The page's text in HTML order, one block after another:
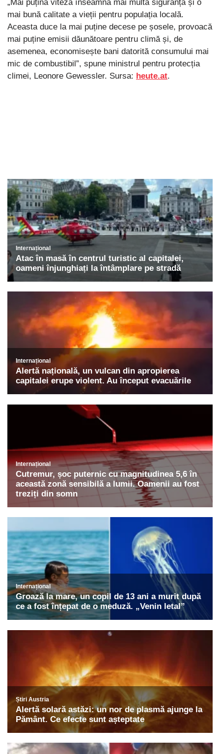
„Mai puțină viteză înseamnă mai multă siguranță și o
mai bună calitate a vieții pentru populația locală.
Aceasta duce la mai puține decese pe șosele, provoacă
mai puține emisii dăunătoare pentru climă și, de
asemenea, economisește bani datorită consumului mai
mic de combustibil”, spune ministrul pentru protecția
climei, Leonore Gewessler. Sursa: heute.at.